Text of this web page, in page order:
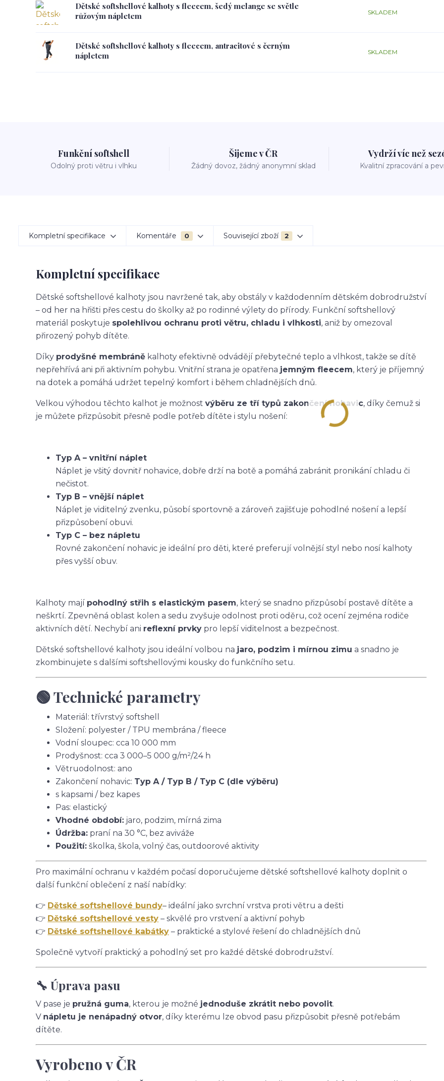
Dětské softshellové kalhoty s fleecem, šedý melange se světle
růžovým nápletem
SKLADEM
Dětské softshellové kalhoty s fleecem, antracitové s černým
nápletem
SKLADEM
Funkční softshell
Odolný proti větru i vlhku
Šijeme v ČR
Žádný dovoz, žádný anonymní sklad
Vydrží víc než
Kvalitní zpracování a
Kompletní specifikace Komentáře 0 Související zboží 2
Kompletní specifikace
Dětské softshellové kalhoty jsou navržené tak, aby obstály v každodenním dětském dobrodružství
– od her na hřišti přes cestu do školky až po rodinné výlety do přírody. Funkční softshellový
materiál poskytuje spolehlivou ochranu proti větru, chladu i vlhkosti, aniž by omezoval
přirozený pohyb dítěte.
Díky prodyšné membráně kalhoty efektivně odvádějí přebytečné teplo a vlhkost, takže se dítě
nepřehřívá ani při aktivním pohybu. Vnitřní strana je opatřena jemným fleecem, který je příjemný
na dotek a pomáhá udržet tepelný komfort i během chladnějších dnů.
Velkou výhodou těchto kalhot je možnost výběru ze tří typů zakončení nohavic, díky čemuž si
je můžete přizpůsobit přesně podle potřeb dítěte i stylu nošení:
Typ A – vnitřní náplet
Náplet je všitý dovnitř nohavice, dobře drží na botě a pomáhá zabránit pronikání chladu či
nečistot.
Typ B – vnější náplet
Náplet je viditelný zvenku, působí sportovně a zároveň zajišťuje pohodlné nošení a lepší
přizpůsobení obuvi.
Typ C – bez nápletu
Rovné zakončení nohavic je ideální pro děti, které preferují volnější styl nebo nosí kalhoty
přes vyšší obuv.
Kalhoty mají pohodlný střih s elastickým pasem, který se snadno přizpůsobí postavě dítěte a
neškrtí. Zpevněná oblast kolen a sedu zvyšuje odolnost proti oděru, což ocení zejména rodiče
aktivních dětí. Nechybí ani reflexní prvky pro lepší viditelnost a bezpečnost.
Dětské softshellové kalhoty jsou ideální volbou na jaro, podzim i mírnou zimu a snadno je
zkombinujete s dalšími softshellovými kousky do funkčního setu.
🟢 Technické parametry
Materiál: třívrstvý softshell
Složení: polyester / TPU membrána / fleece
Vodní sloupec: cca 10 000 mm
Prodyšnost: cca 3 000–5 000 g/m²/24 h
Větruodolnost: ano
Zakončení nohavic: Typ A / Typ B / Typ C (dle výběru)
s kapsami / bez kapes
Pas: elastický
Vhodné období: jaro, podzim, mírná zima
Údržba: praní na 30 °C, bez aviváže
Použití: školka, škola, volný čas, outdoorové aktivity
Pro maximální ochranu v každém počasí doporučujeme dětské softshellové kalhoty doplnit o
další funkční oblečení z naší nabídky:
👉 Dětské softshellové bundy– ideální jako svrchní vrstva proti větru a dešti
👉 Dětské softshellové vesty – skvělé pro vrstvení a aktivní pohyb
👉 Dětské softshellové kabátky – praktické a stylové řešení do chladnějších dnů
Společně vytvoří praktický a pohodlný set pro každé dětské dobrodružství.
🔧 Úprava pasu
V pase je pružná guma, kterou je možné jednoduše zkrátit nebo povolit.
V nápletu je nenápadný otvor, díky kterému lze obvod pasu přizpůsobit přesně potřebám
dítěte.
Vyrobeno v ČR